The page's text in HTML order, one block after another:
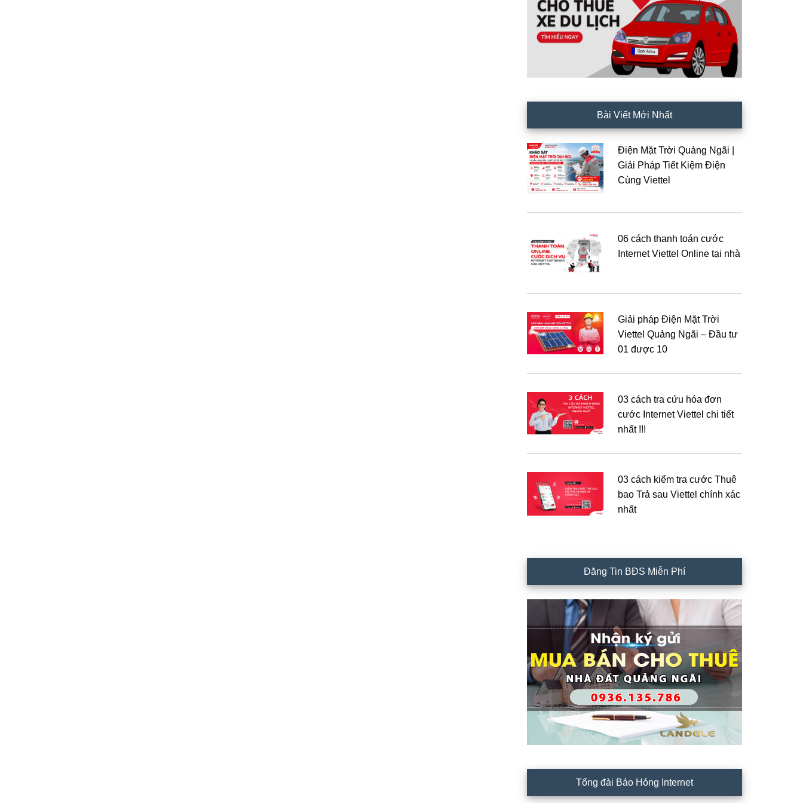
Bài Viết Mới Nhất
Điện Mặt Trời Quảng Ngãi |
Giải Pháp Tiết Kiệm Điện
Cùng Viettel
06 cách thanh toán cước
Internet Viettel Online tại nhà
Giải pháp Điện Mặt Trời
Viettel Quảng Ngãi – Đầu tư
01 được 10
03 cách tra cứu hóa đơn
cước Internet Viettel chi tiết
nhất !!!
03 cách kiểm tra cước Thuê
bao Trả sau Viettel chính xác
nhất
Đăng Tin BĐS Miễn Phí
Tổng đài Báo Hỏng Internet